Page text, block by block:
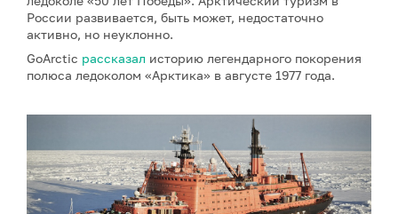
России развивается, быть может, недостаточно
активно, но неуклонно.
GoArctic рассказал историю легендарного покорения
полюса ледоколом «Арктика» в августе 1977 года.